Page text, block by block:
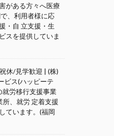
がある方々へ医療
、利用者様に応
・自 立支援・生
スを提供していま
休/見学歓迎 | (株)
ビス(ハッピーテ
就労移行支援事業
所、就労 定着支援
ています。(福岡